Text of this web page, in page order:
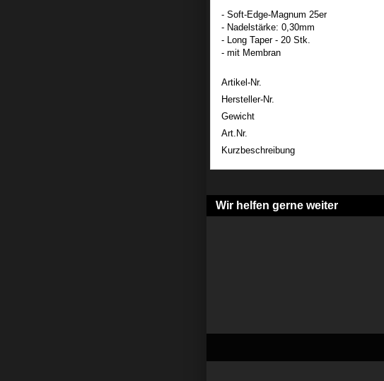
- Soft-Edge-Magnum 25er
- Nadelstärke: 0,30mm
- Long Taper - 20 Stk.
- mit Membran
Artikel-Nr.
Hersteller-Nr.
Gewicht
Art.Nr.
Kurzbeschreibung
Wir helfen gerne weiter